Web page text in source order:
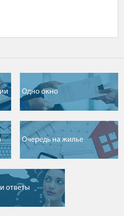
Одно окно
Очередь на жилье
ответы